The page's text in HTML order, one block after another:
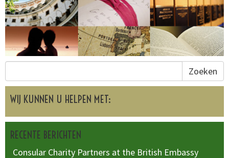
Zoeken
WIJ KUNNEN U HELPEN MET:
RECENTE BERICHTEN
Consular Charity Partners at the British Embassy